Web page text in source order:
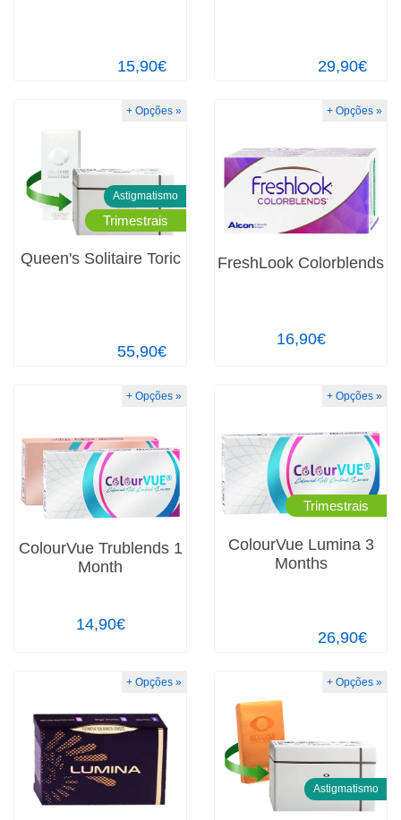
15,90€ 29,90€
Queen's Solitaire Toric
55,90€
Astigmatismo
Trimestrais
+ Opções »
FreshLook Colorblends
16,90€
+ Opções »
ColourVue Trublends 1
Month
14,90€
+ Opções »
ColourVue Lumina 3
Months
26,90€
Trimestrais
+ Opções »
+ Opções »
Astigmatismo
+ Opções »